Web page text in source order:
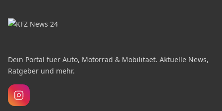
Dein Portal fuer Auto, Motorrad & Mobilitaet. Aktuelle News,
Ratgeber und mehr.